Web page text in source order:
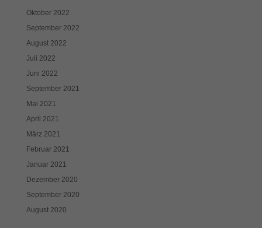
Oktober 2022
September 2022
August 2022
Juli 2022
Juni 2022
September 2021
Mai 2021
April 2021
März 2021
Februar 2021
Januar 2021
Dezember 2020
September 2020
August 2020